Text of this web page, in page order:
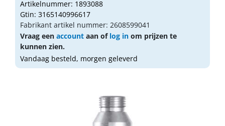
Artikelnummer: 1893088
Gtin: 3165140996617
Fabrikant artikel nummer: 2608599041
Vraag een account aan of log in om prijzen te
kunnen zien.
Vandaag besteld, morgen geleverd